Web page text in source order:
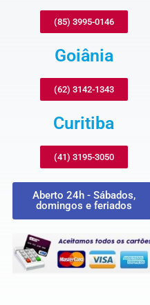
(85) 3995-0146
Goiânia
(62) 3142-1343
Curitiba
(41) 3195-3050
Aberto 24h - Sábados,
domingos e feriados